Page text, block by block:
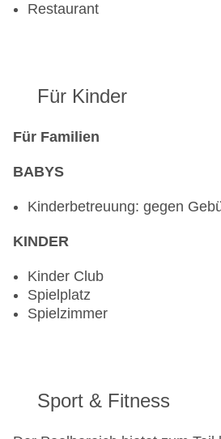
Restaurant
Für Kinder
Für Familien
BABYS
Kinderbetreuung: gegen
KINDER
Kinder Club
Spielplatz
Spielzimmer
Sport & Fitness